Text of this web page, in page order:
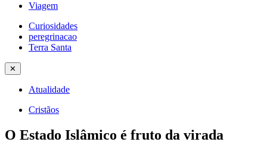
Viagem
Curiosidades
peregrinacao
Terra Santa
✕
Atualidade
Cristãos
O Estado Islâmico é fruto da virada